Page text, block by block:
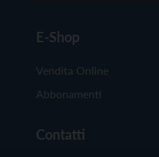
E-Shop
Vendita Online
Abbonamenti
Contatti